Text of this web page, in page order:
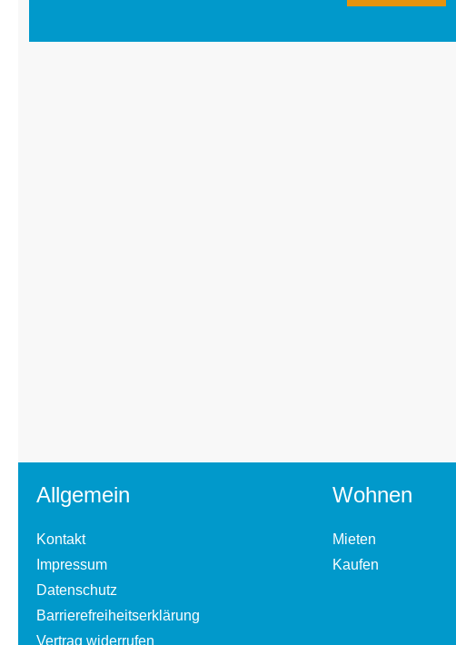
Allgemein
Kontakt
Impressum
Datenschutz
Barrierefreiheitserklärung
Vertrag widerrufen
Wohnen
Mieten
Kaufen